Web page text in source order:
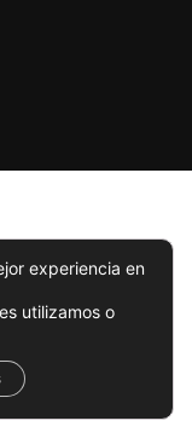
experiencia en
utilizamos o